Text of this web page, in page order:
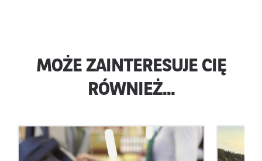
MOŻE ZAINTERESUJE CIĘ
RÓWNIEŻ...